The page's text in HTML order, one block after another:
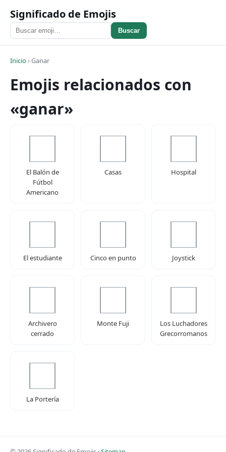
Significado de Emojis
Buscar
Inicio›Ganar
Emojis relacionados con
«ganar»
El Balón de
Fútbol
Americano
Casas Hospital
El estudiante Cinco en punto Joystick
Archivero
cerrado
Monte Fuji
Los Luchadores
Grecorromanos
La Portería